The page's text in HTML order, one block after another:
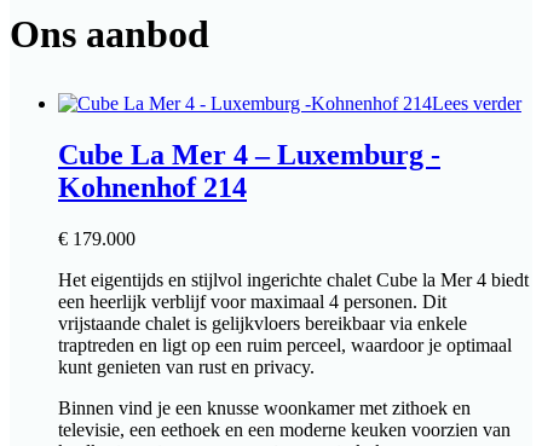
Ons aanbod
Lees verder
Cube La Mer 4 – Luxemburg -
Kohnenhof 214
€ 179.000
Het eigentijds en stijlvol ingerichte chalet Cube la Mer 4 biedt
een heerlijk verblijf voor maximaal 4 personen. Dit
vrijstaande chalet is gelijkvloers bereikbaar via enkele
traptreden en ligt op een ruim perceel, waardoor je optimaal
kunt genieten van rust en privacy.
Binnen vind je een knusse woonkamer met zithoek en
televisie, een eethoek en een moderne keuken voorzien van